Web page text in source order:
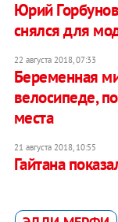
Юрий
снялся для
22 августа 2018, 07:33
Беременная
велосипеде,
места
21 августа 2018, 10:55
Гайтана